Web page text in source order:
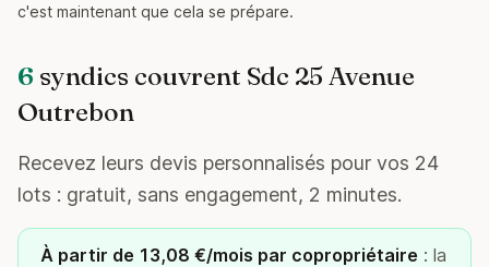
c'est maintenant que cela se prépare.
6 syndics couvrent Sdc 25 Avenue
Outrebon
Recevez leurs devis personnalisés pour vos 24
lots : gratuit, sans engagement, 2 minutes.
À partir de 13,08 €/mois par copropriétaire : la